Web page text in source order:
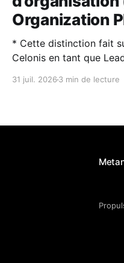
Organization
* Cette distinction fait
Celonis en tant que
jumeaux numériques
31 juil. 2026 3 min de lecture